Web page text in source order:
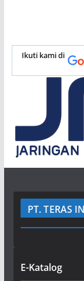
Ikuti kami di
PT. TERAS
E-Katalog